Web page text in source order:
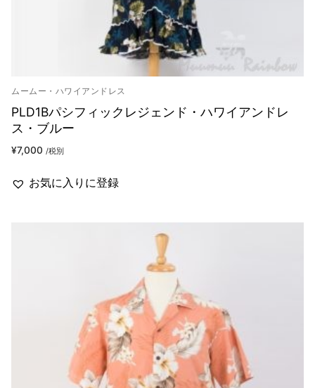
ムームー・ハワイアンドレス
PLD1Bパシフィックレジェンド・ハワイアンドレ
ス・ブルー
¥7,000 /税別
お気に入りに登録